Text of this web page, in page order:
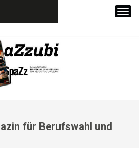
für Berufswahl und